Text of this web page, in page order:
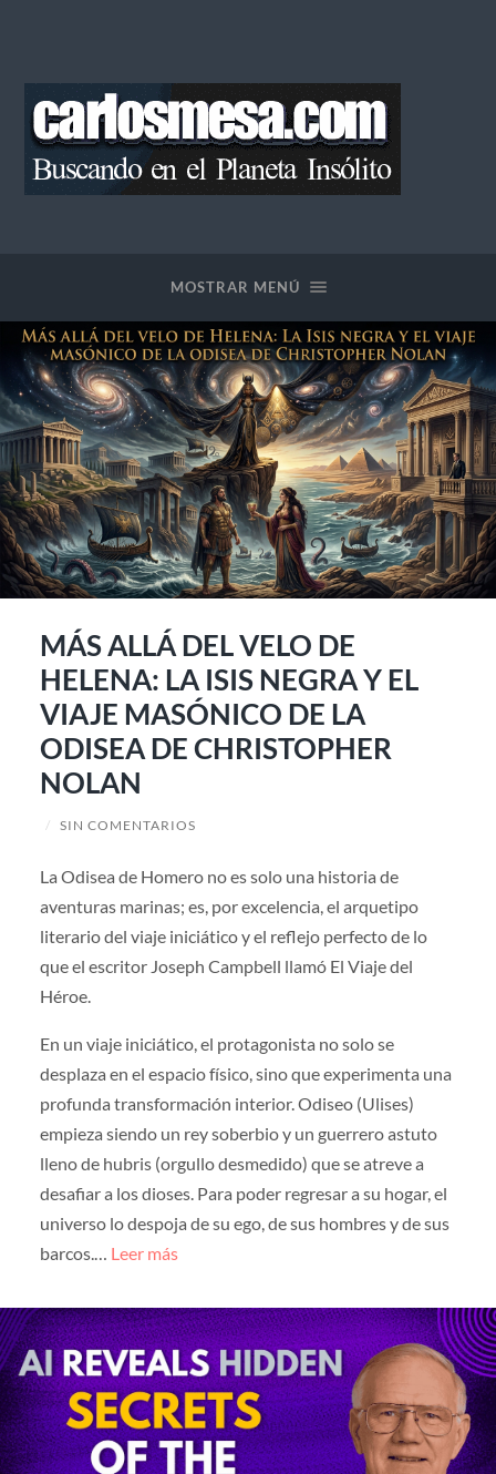
MOSTRAR MENÚ
MÁS ALLÁ DEL VELO DE
HELENA: LA ISIS NEGRA Y EL
VIAJE MASÓNICO DE LA
ODISEA DE CHRISTOPHER
NOLAN
/ SIN COMENTARIOS
La Odisea de Homero no es solo una historia de
aventuras marinas; es, por excelencia, el arquetipo
literario del viaje iniciático y el reflejo perfecto de lo
que el escritor Joseph Campbell llamó El Viaje del
Héroe.
En un viaje iniciático, el protagonista no solo se
desplaza en el espacio físico, sino que experimenta una
profunda transformación interior. Odiseo (Ulises)
empieza siendo un rey soberbio y un guerrero astuto
lleno de hubris (orgullo desmedido) que se atreve a
desafiar a los dioses. Para poder regresar a su hogar, el
universo lo despoja de su ego, de sus hombres y de sus
barcos.… Leer más